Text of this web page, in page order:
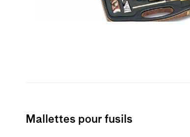
Mallettes pour fusils